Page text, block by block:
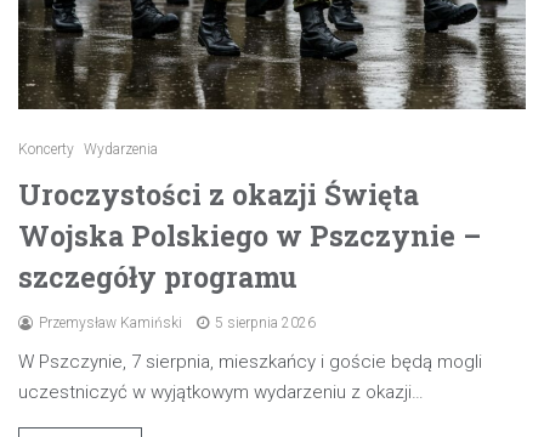
Koncerty Wydarzenia
Uroczystości z okazji Święta
Wojska Polskiego w Pszczynie –
szczegóły programu
Przemysław Kamiński 5 sierpnia 2026
W Pszczynie, 7 sierpnia, mieszkańcy i goście będą mogli
uczestniczyć w wyjątkowym wydarzeniu z okazji…